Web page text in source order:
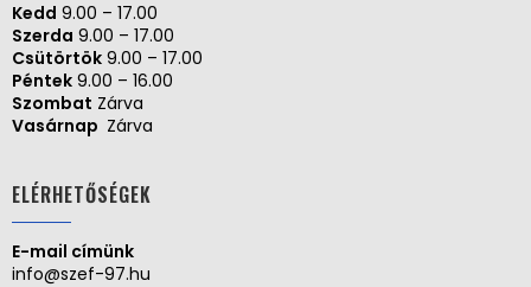
Kedd 9.00 – 17.00
Szerda 9.00 – 17.00
Csütörtök 9.00 – 17.00
Péntek 9.00 – 16.00
Szombat Zárva
Vasárnap Zárva
ELÉRHETŐSÉGEK
E-mail címünk
info@szef-97.hu